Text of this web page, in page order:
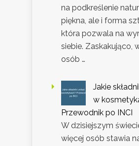
na podkreślenie
piękna, ale i forma
która pozwala na
siebie. Zaskakująco,
osób …
Jakie
w
Przewodnik po INCI
W dzisiejszym
więcej osób stawia